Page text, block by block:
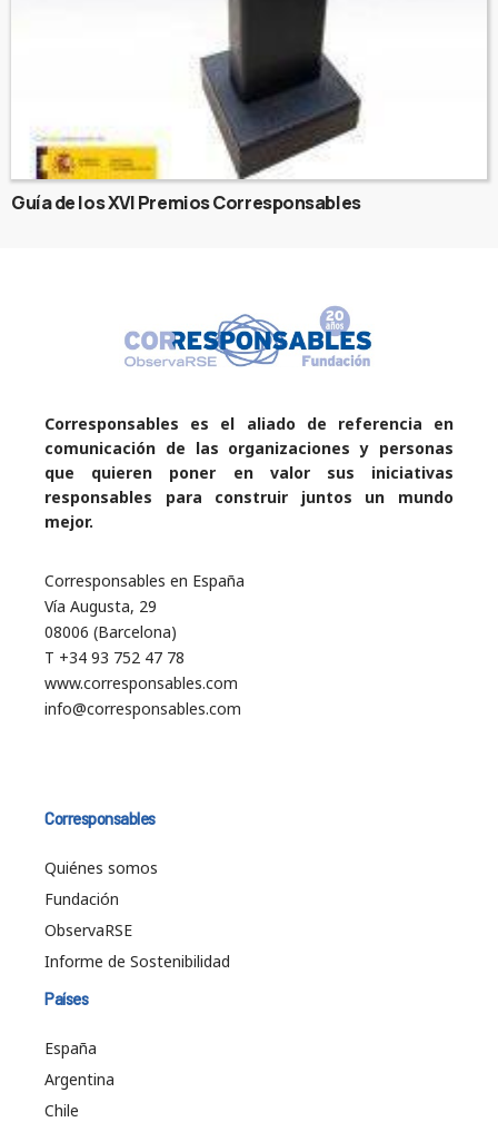
Guía de los XVI Premios Corresponsables
Corresponsables es el aliado de referencia en
comunicación de las organizaciones y personas
que quieren poner en valor sus iniciativas
responsables para construir juntos un mundo
mejor.
Corresponsables en España
Vía Augusta, 29
08006 (Barcelona)
T +34 93 752 47 78
www.corresponsables.com
info@corresponsables.com
Corresponsables
Quiénes somos
Fundación
ObservaRSE
Informe de Sostenibilidad
Países
España
Argentina
Chile